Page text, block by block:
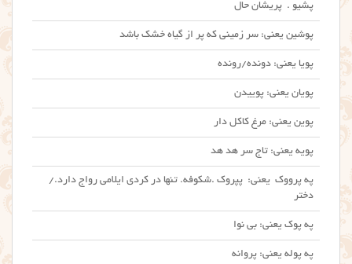
پشیو . پریشان حال
پوشین یعنی: سر زمینی که پر از گیاه خشک باشد
پویا یعنی: دونده/رونده
پویان یعنی: پوییدن
پوین یعنی: مرغ کاکل دار
پویه یعنی: تاج سر هد هد
په پرووک یعنی: پپروک .شکوفه. تنها در کردی ایلامی رواج دارد./
دختر
په پوک یعنی: بی نوا
په پوله یعنی: پروانه